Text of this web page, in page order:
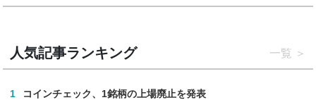
人気記事ランキング 一覧
1 コインチェック、1銘柄の上場廃止を発表